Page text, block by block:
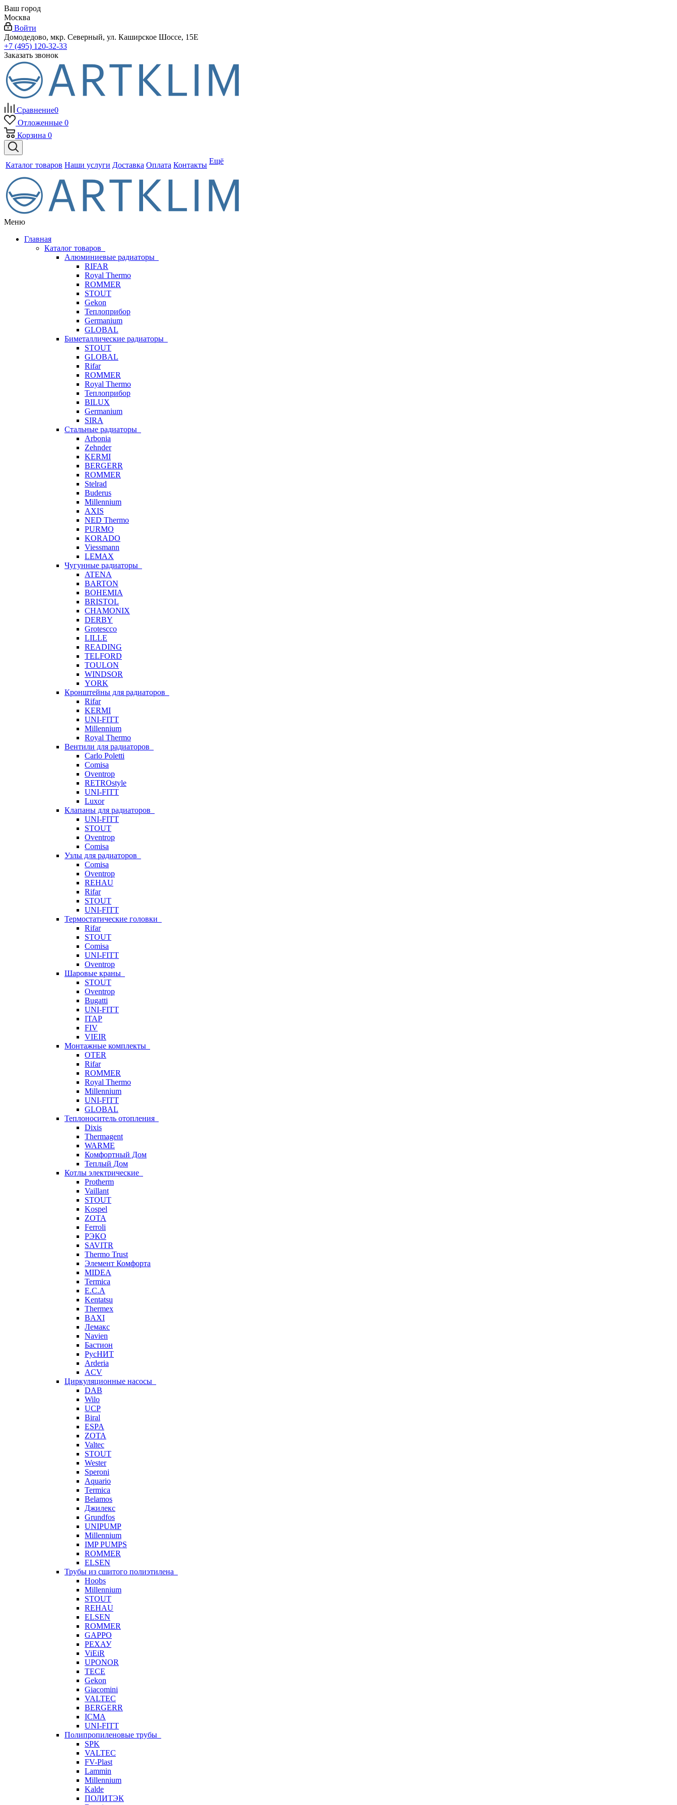
Ваш город
Москва
Войти
Домодедово, мкр. Северный, ул. Каширское Шоссе, 15Е
+7 (495) 120-32-33
Заказать звонок
Сравнение0
Отложенные 0
Корзина 0
Каталог товаров Наши услуги Доставка Оплата Контакты Ещё
Меню
Главная
Каталог товаров
Алюминиевые радиаторы
RIFAR
Royal Thermo
ROMMER
STOUT
Gekon
Теплоприбор
Germanium
GLOBAL
Биметаллические радиаторы
STOUT
GLOBAL
Rifar
ROMMER
Royal Thermo
Теплоприбор
BILUX
Germanium
SIRA
Стальные радиаторы
Arbonia
Zehnder
KERMI
BERGERR
ROMMER
Stelrad
Buderus
Millennium
AXIS
NED Thermo
PURMO
KORADO
Viessmann
LEMAX
Чугунные радиаторы
ATENA
BARTON
BOHEMIA
BRISTOL
CHAMONIX
DERBY
Grotescco
LILLE
READING
TELFORD
TOULON
WINDSOR
YORK
Кронштейны для радиаторов
Rifar
KERMI
UNI-FITT
Millennium
Royal Thermo
Вентили для радиаторов
Carlo Poletti
Comisa
Oventrop
RETROstyle
UNI-FITT
Luxor
Клапаны для радиаторов
UNI-FITT
STOUT
Oventrop
Comisa
Узлы для радиаторов
Comisa
Oventrop
REHAU
Rifar
STOUT
UNI-FITT
Термостатические головки
Rifar
STOUT
Comisa
UNI-FITT
Oventrop
Шаровые краны
STOUT
Oventrop
Bugatti
UNI-FITT
ITAP
FIV
VIEIR
Монтажные комплекты
OTER
Rifar
ROMMER
Royal Thermo
Millennium
UNI-FITT
GLOBAL
Теплоноситель отопления
Dixis
Thermagent
WARME
Комфортный Дом
Теплый Дом
Котлы электрические
Protherm
Vaillant
STOUT
Kospel
ZOTA
Ferroli
РЭКО
SAVITR
Thermo Trust
Элемент Комфорта
MIDEA
Termica
E.C.A
Kentatsu
Thermex
BAXI
Лемакс
Navien
Бастион
РусНИТ
Arderia
ACV
Циркуляционные насосы
DAB
Wilo
UCP
Biral
ESPA
ZOTA
Valtec
STOUT
Wester
Speroni
Aquario
Termica
Belamos
Джилекс
Grundfos
UNIPUMP
Millennium
IMP PUMPS
ROMMER
ELSEN
Трубы из сшитого полиэтилена
Hoobs
Millennium
STOUT
REHAU
ELSEN
ROMMER
GAPPO
РЕХАУ
ViEiR
UPONOR
TECE
Gekon
Giacomini
VALTEC
BERGERR
ICMA
UNI-FITT
Полипропиленовые трубы
SPK
VALTEC
FV-Plast
Lammin
Millennium
Kalde
ПОЛИТЭК